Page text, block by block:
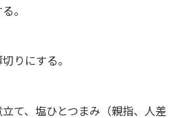
。
りにする。
て、塩ひとつまみ（親指、人差